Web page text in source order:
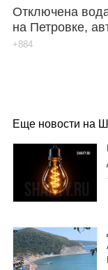
Отключена
на Петровке,
+884
Еще новости на